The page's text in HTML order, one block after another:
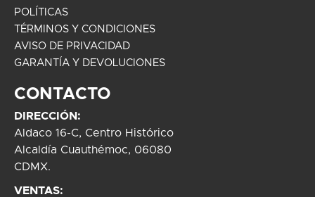
POLÍTICAS
TÉRMINOS Y CONDICIONES
AVISO DE PRIVACIDAD
GARANTÍA Y DEVOLUCIONES
CONTACTO
DIRECCIÓN:
Aldaco 16-C, Centro Histórico
Alcaldía Cuauthémoc, 06080
CDMX.
VENTAS: